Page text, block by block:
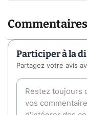
Commentaires
Participer à la
Partagez votre avis